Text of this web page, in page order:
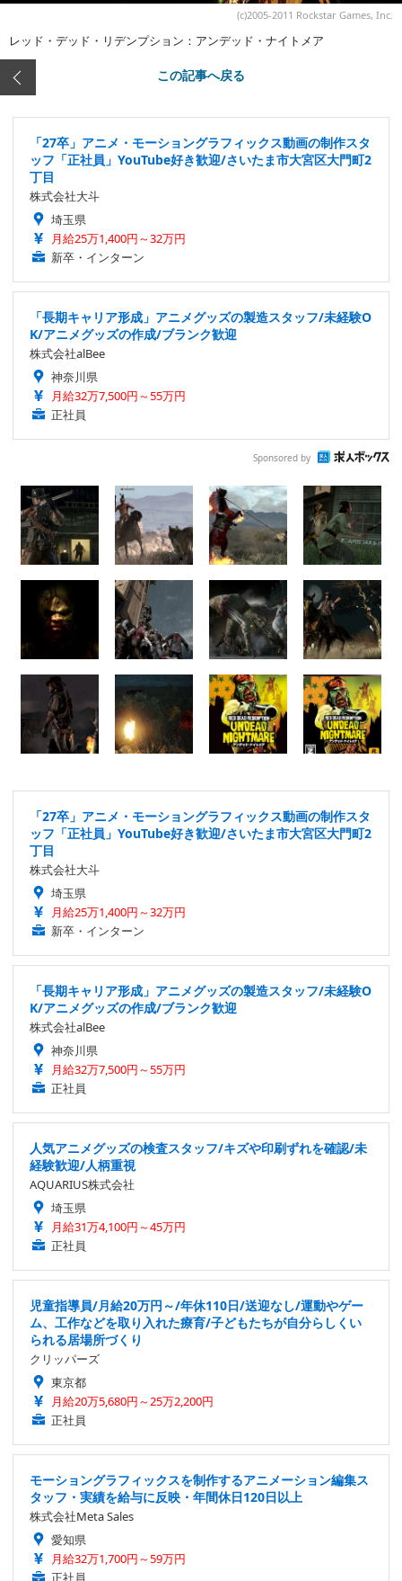
(c)2005-2011 Rockstar Games, Inc.
レッド・デッド・リデンプション：アンデッド・ナイトメア
この記事へ戻る
「27卒」アニメ・モーショングラフィックス動画の制作スタ
ッフ「正社員」YouTube好き歓迎/さいたま市大宮区大門町2
丁目
株式会社大斗
埼玉県
月給25万1,400円～32万円
新卒・インターン
「長期キャリア形成」アニメグッズの製造スタッフ/未経験O
K/アニメグッズの作成/ブランク歓迎
株式会社alBee
神奈川県
月給32万7,500円～55万円
正社員
Sponsored by
「27卒」アニメ・モーショングラフィックス動画の制作スタ
ッフ「正社員」YouTube好き歓迎/さいたま市大宮区大門町2
丁目
株式会社大斗
埼玉県
月給25万1,400円～32万円
新卒・インターン
「長期キャリア形成」アニメグッズの製造スタッフ/未経験O
K/アニメグッズの作成/ブランク歓迎
株式会社alBee
神奈川県
月給32万7,500円～55万円
正社員
人気アニメグッズの検査スタッフ/キズや印刷ずれを確認/未
経験歓迎/人柄重視
AQUARIUS株式会社
埼玉県
月給31万4,100円～45万円
正社員
児童指導員/月給20万円～/年休110日/送迎なし/運動やゲー
ム、工作などを取り入れた療育/子どもたちが自分らしくい
られる居場所づくり
クリッパーズ
東京都
月給20万5,680円～25万2,200円
正社員
モーショングラフィックスを制作するアニメーション編集ス
タッフ・実績を給与に反映・年間休日120日以上
株式会社Meta Sales
愛知県
月給32万1,700円～59万円
正社員